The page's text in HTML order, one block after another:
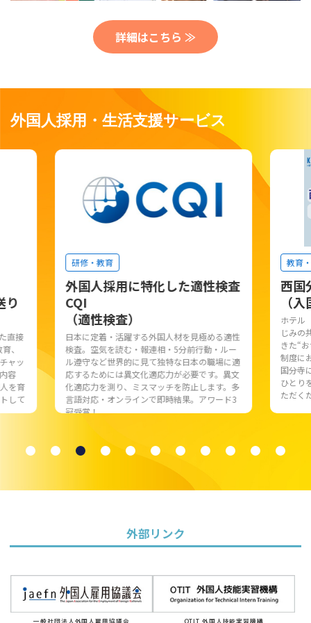
詳細はこちら ≫
外国人採用・生活支援サービス
直接
、
ャッ
容
を育
して
研修・教育
外国人採用に特化した適性検査
CQI
（適性検査）
日本に定着・活躍する外国人材を見極める適性
検査。空気を読む・報連相・5分前行動・ルー
ル遵守など世界的に見て独特な日本の職場に適
応するためには異文化適応力が必要です。異文
化適応力を測り、ミスマッチを防止します。多
言語対応・オンラインで即時結果。アワード3
冠受賞！
教育
西国
（
ホテル
じみの
きた“
制度に
国分寺
ひとり
ただく
外部リンク